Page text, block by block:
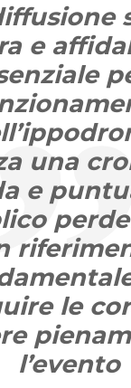
e
una
e
le
l’evento